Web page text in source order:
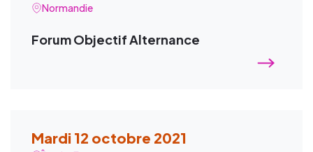
Normandie
Forum Objectif Alternance
Mardi 12 octobre 2021